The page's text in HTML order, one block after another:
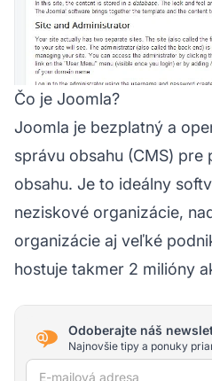
Čo je Joomla?
Joomla je bezplatný a
správu obsahu (CMS) pre
obsahu. Je to ideálny
neziskové organizácie,
organizácie aj veľké
hostuje takmer 2 milióny
Odoberajte náš
Najnovšie tipy a ponuky
E-mailová adresa